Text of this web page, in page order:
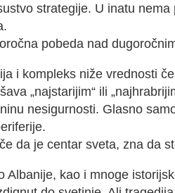
strategije. U inatu
pobeda nad
i kompleks niže vrednosti
„najstarijim“ ili
nesigurnosti. Glasno
da je centar sveta, zna da
Albanije, kao i mnoge